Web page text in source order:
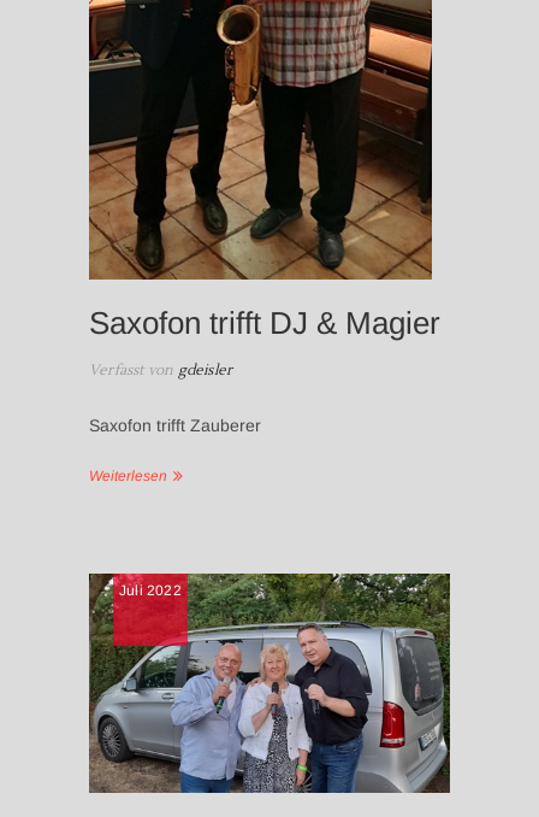
Saxofon trifft DJ & Magier
Verfasst von gdeisler
Saxofon trifft Zauberer
Weiterlesen
Juli 2022